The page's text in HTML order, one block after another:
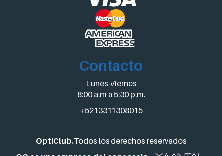
Contacto
Lunes-Viernes
8:00 a.m a 5:30 p.m.
+5213311308015
OptiClub.Todos los derechos reservados